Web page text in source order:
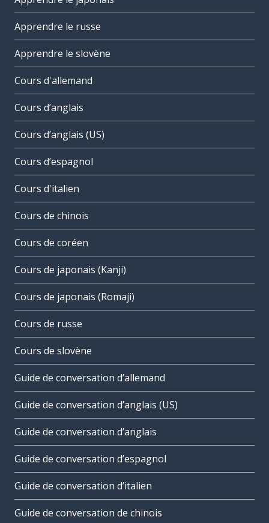
Apprendre le russe
Apprendre le slovène
Cours d'allemand
Cours d’anglais
Cours d’anglais (US)
Cours d’espagnol
Cours d'italien
Cours de chinois
Cours de coréen
Cours de japonais (Kanji)
Cours de japonais (Romaji)
Cours de russe
Cours de slovène
Guide de conversation d’allemand
Guide de conversation d’anglais (US)
Guide de conversation d’anglais
Guide de conversation d’espagnol
Guide de conversation d’italien
Guide de conversation de chinois